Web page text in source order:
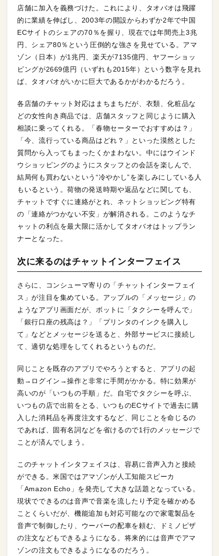
店舗に加入を義務づけた。これにより、タオバオは飛躍
的に業績を伸ばし、2003年の開設からわずか2年で中国
ECサイトのシェアの70％を握り、現在では年間売上3兆
円、シェア80％という圧倒的な強さを見せている。アマ
ゾン（日本）が1兆円、楽天が7135億円、ヤフーショッ
ピングが2669億円（いずれも2015年）という数字を見れ
ば、タオバオがいかに巨大であるかがわかるだろう。
各店舗のチャット対応はまちまちだが、衣類、化粧品な
どの女性向き商品では、店舗スタッフと同じように購入
相談に乗ってくれる。「春物セーターでおすすめは？」
「今、流行っている商品はどれ？」といった漠然とした
質問から入ってもまったくかまわない。中にはウインド
ウショッピングのようにスタッフとの会話を楽しんで、
結局何も買わないという“冷やかし”を楽しみにしている人
もいるという。荷物の発送時期や返品などに関しても、
チャットですぐに連絡がとれ、ネットショッピング特有
の「連絡がつかない不安」が解消される。このようなチ
ャットの利点を最大限に活かしてタオバオはトップラン
ナーとなった。
次に来るのはチャットインターフェイス
さらに、コンシューマ寄りの「チャットインターフェイ
ス」が注目を集めている。アップルの「メッセージ」の
ようなアプリ画面だが、ボットに「タクシーを呼んで」
「銀行口座の残高は？」「プリンタのインクを購入し
て」などとメッセージを送ると、外部サービスに接続し
て、適切な処理をしてくれるというものだ。
同じことを既存のアプリでやろうとすると、アプリの起
動→ログイン→操作と非常に手間がかかる。特に効果が
高いのが「いつもの手順」だ。自宅でタクシーを呼ぶ、
いつもの店で出前をとる、いつものECサイトで過去に購
入した消耗品を再度注文するなど、同じことを命じるの
であれば、固有名詞などを省けるので1行のメッセージで
ことが済んでしまう。
このチャットインタフェイスは、容易に音声入力と接続
ができる。米国ではアマゾンが人工知能スピーカ
「Amazon Echo」を発売して大きな話題となっている。
現状でできるのは音声で音楽を流したり予定を確かめる
ことくらいだが、機能追加も対応可能なので家電製品を
音声で制御したり、ウーバーの配車を頼む、ドミノピザ
の注文などもできるようになる。将来的には音声でアマ
ゾンの注文もできるようになるのだろう。